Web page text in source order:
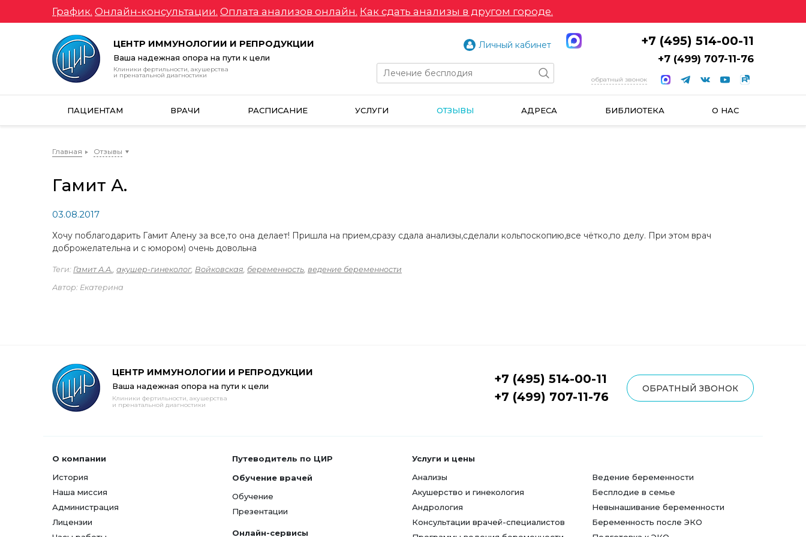
График. Онлайн-консультации. Оплата анализов онлайн. Как сдать анализы в другом городе.
ЦЕНТР ИММУНОЛОГИИ И РЕПРОДУКЦИИ
Ваша надежная опора на пути к цели
Клиники фертильности, акушерства
и пренатальной диагностики
Личный кабинет +7 (495) 514-00-11
+7 (499) 707-11-76
обратный звонок
ПАЦИЕНТАМ ВРАЧИ РАСПИСАНИЕ УСЛУГИ ОТЗЫВЫ АДРЕСА БИБЛИОТЕКА О НАС
Главная Отзывы
Гамит А.
03.08.2017
Хочу поблагодарить Гамит Алену за все,то она делает! Пришла на прием,сразу сдала анализы,сделали кольпоскопию,все чётко,по делу. При этом врач
доброжелательна и с юмором) очень довольна
Теги: Гамит А.А., акушер-гинеколог, Войковская, беременность, ведение беременности
Автор: Екатерина
ЦЕНТР ИММУНОЛОГИИ И РЕПРОДУКЦИИ
Ваша надежная опора на пути к цели
Клиники фертильности, акушерства
и пренатальной диагностики
+7 (495) 514-00-11
+7 (499) 707-11-76
ОБРАТНЫЙ ЗВОНОК
О компании
История
Наша миссия
Администрация
Лицензии
Путеводитель по ЦИР
Обучение врачей
Обучение
Презентации
Онлайн-сервисы
Услуги и цены
Анализы
Акушерство и гинекология
Андрология
Консультации врачей-специалистов
Ведение беременности
Бесплодие в семье
Невынашивание беременности
Беременность после ЭКО